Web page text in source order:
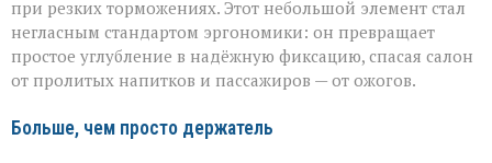
при резких торможениях. Этот небольшой элемент стал
негласным стандартом эргономики: он превращает
простое углубление в надёжную фиксацию, спасая салон
от пролитых напитков и пассажиров — от ожогов.
Больше, чем просто держатель